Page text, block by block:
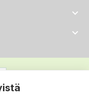

